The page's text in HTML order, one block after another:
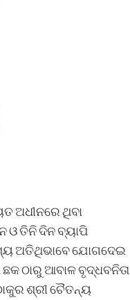
ଅଧୀନରେ ଥିବା
ଓ ତିନି ଦିନ ବ୍ୟାପି
ଅତିଥିଭାବେ ଯୋଗଦେଇ
ଠାରୁ ଆବାଳ ବୃଦ୍ଧବନିତା
ଶ୍ରୀ ଚୈତନ୍ୟ